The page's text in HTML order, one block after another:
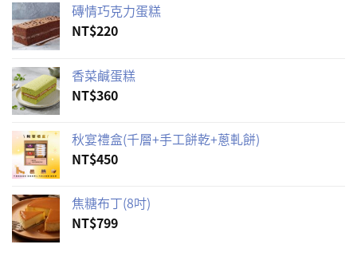
磚情巧克力蛋糕
NT$220
香菜鹹蛋糕
NT$360
秋宴禮盒(千層+手工餅乾+蔥軋餅)
NT$450
焦糖布丁(8吋)
NT$799